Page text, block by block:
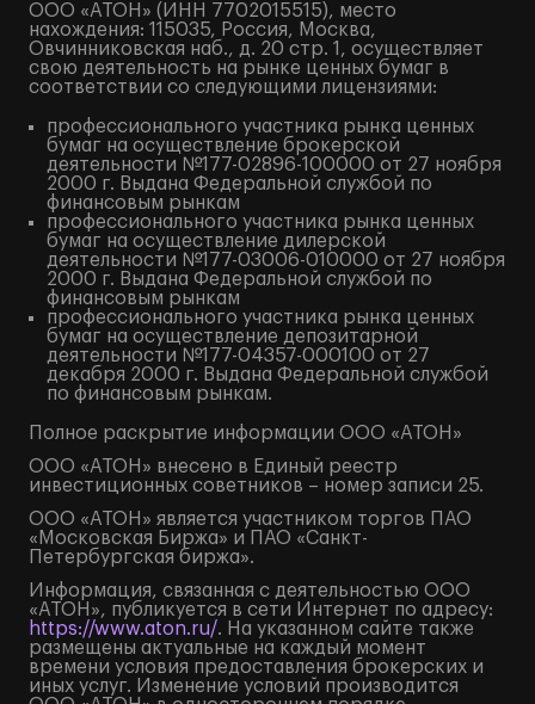
ООО «АТОН» (ИНН 7702015515), место
нахождения: 115035, Россия, Москва,
Овчинниковская наб., д. 20 стр. 1, осуществляет
свою деятельность на рынке ценных бумаг в
соответствии со следующими лицензиями:
профессионального участника рынка ценных
бумаг на осуществление брокерской
деятельности №177-02896-100000 от 27 ноября
2000 г. Выдана Федеральной службой по
финансовым рынкам
профессионального участника рынка ценных
бумаг на осуществление дилерской
деятельности №177-03006-010000 от 27 ноября
2000 г. Выдана Федеральной службой по
финансовым рынкам
профессионального участника рынка ценных
бумаг на осуществление депозитарной
деятельности №177-04357-000100 от 27
декабря 2000 г. Выдана Федеральной службой
по финансовым рынкам.
Полное раскрытие информации ООО «АТОН»
ООО «АТОН» внесено в Единый реестр
инвестиционных советников – номер записи 25.
ООО «АТОН» является участником торгов ПАО
«Московская Биржа» и ПАО «Санкт-
Петербургская биржа».
Информация, связанная с деятельностью ООО
«АТОН», публикуется в сети Интернет по адресу:
https://www.aton.ru/. На указанном сайте также
размещены актуальные на каждый момент
времени условия предоставления брокерских и
иных услуг. Изменение условий производится